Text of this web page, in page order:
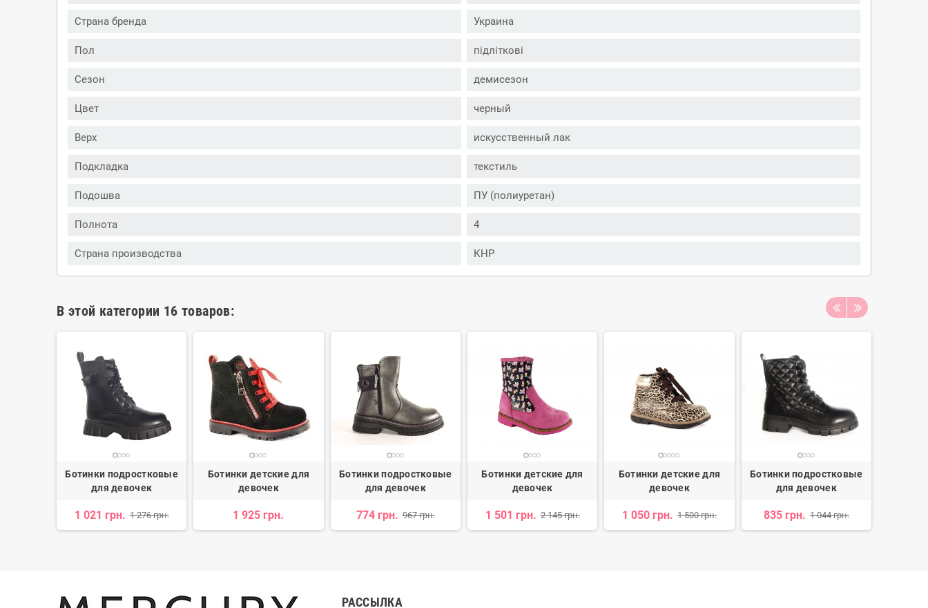
Страна бренда Украина
Пол підліткові
Сезон демисезон
Цвет черный
Верх искусственный лак
Подкладка текстиль
Подошва ПУ (полиуретан)
Полнота 4
Страна производства КНР
В этой категории 16 товаров:
Ботинки подростковые
для девочек
1 021 грн. 1 276 грн.
Ботинки детские для
девочек
1 925 грн.
Ботинки подростковые
для девочек
774 грн. 967 грн.
Ботинки детские для
девочек
1 501 грн. 2 145 грн.
Ботинки детские для
девочек
1 050 грн. 1 500 грн.
Ботинки подростковые
для девочек
835 грн. 1 044 грн.
РАССЫЛКА